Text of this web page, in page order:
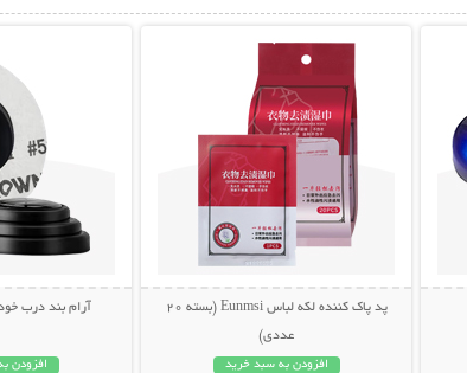
پد پاک کننده لکه لباس Eunmsi (بسته 20
عددی)
افزودن به سبد خرید
آرام بند درب خودرو
افزودن